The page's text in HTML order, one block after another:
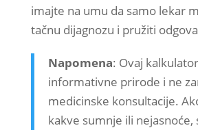
imajte na umu da samo lekar
tačnu dijagnozu i pružiti
Napomena: Ovaj
informativne prirode i ne
medicinske konsultacije.
kakve sumnje ili nejasnoće,